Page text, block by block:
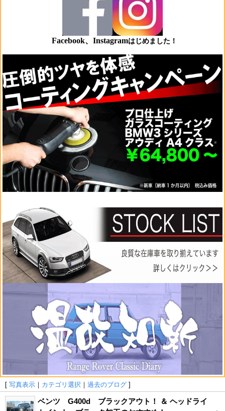
Facebook、Instagramはじめました！
[ 写真表示 ｜ カテゴリ選択 ｜ 過去のブログ ]
ベンツ G400d ブラックアウト！ ＆ ヘッドライ